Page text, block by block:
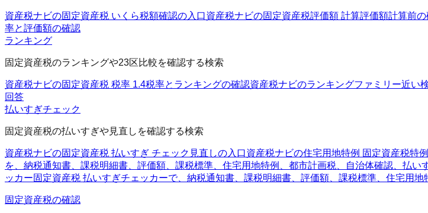
資産税ナビの固定資産税 いくら税額確認の入口資産税ナビの固定資産税評価額 計算評価額計算前
率と評価額の確認
ランキング
固定資産税のランキングや23区比較を確認する検索
資産税ナビの固定資産税 税率 1.4税率とランキングの確認資産税ナビのランキングファミリー近い
回答
払いすぎチェック
固定資産税の払いすぎや見直しを確認する検索
資産税ナビの固定資産税 払いすぎ チェック 見直しの入口資産税ナビの住宅用地特例 固定資産税特
を、納税通知書、課税明細書、評価額、課税標準、住宅用地特例、都市計画税、自治体確認、払い
ッカー固定資産税 払いすぎチェッカーで、納税通知書、課税明細書、評価額、課税標準、住宅用
固定資産税の確認